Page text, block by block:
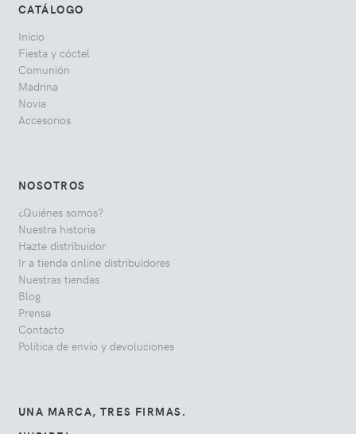
CATÁLOGO
Inicio
Fiesta y cóctel
Comunión
Madrina
Novia
Accesorios
NOSOTROS
¿Quiénes somos?
Nuestra historia
Hazte distribuidor
Ir a tienda online distribuidores
Nuestras tiendas
Blog
Prensa
Contacto
Política de envío y devoluciones
UNA MARCA, TRES FIRMAS.